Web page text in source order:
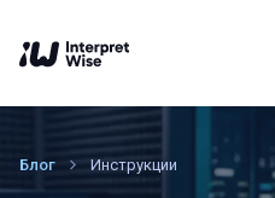
Блог Инструкции